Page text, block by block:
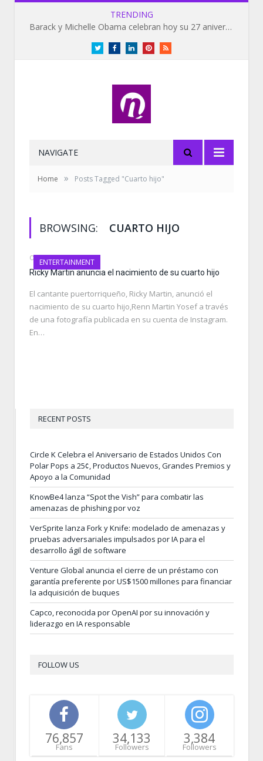
TRENDING
Barack y Michelle Obama celebran hoy su 27 aniversario de bodas
TwitterFacebookLinkedInPinterestRSS
NAVIGATE
Home » Posts Tagged "Cuarto hijo"
BROWSING: CUARTO HIJO
ENTERTAINMENT
OCTOBER 30, 2019
Ricky Martin anuncia el nacimiento de su cuarto hijo
El cantante puertorriqueño, Ricky Martin, anunció el
nacimiento de su cuarto hijo,Renn Martin Yosef a través
de una fotografía publicada en su cuenta de Instagram.
En…
RECENT POSTS
Circle K Celebra el Aniversario de Estados Unidos Con
Polar Pops a 25¢, Productos Nuevos, Grandes Premios y
Apoyo a la Comunidad
KnowBe4 lanza “Spot the Vish” para combatir las
amenazas de phishing por voz
VerSprite lanza Fork y Knife: modelado de amenazas y
pruebas adversariales impulsados por IA para el
desarrollo ágil de software
Venture Global anuncia el cierre de un préstamo con
garantía preferente por US$1500 millones para financiar
la adquisición de buques
Capco, reconocida por OpenAI por su innovación y
liderazgo en IA responsable
FOLLOW US
76,857
Fans
34,133
Followers
3,384
Followers